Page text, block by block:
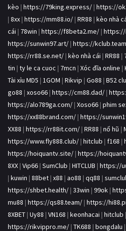
kèo | https://79king.express/ | https://
| 8xx | https://mm88.io/ | RR88 | kèo nhà
cái | 78win | https://f8beta2.me/ |
https://sunwin97.art/ | https://
https://rr88.se.net/ | kèo nhà cái | RR88 |
tin | ty le ca cuoc | 7mcn | Xóc đĩa online |
Tài xỉu MD5 | 1GOM | Rikvip | Go88 | B52
go88 | xoso66 | https://cm88.dad/ |
https://alo789ga.com/ | Xoso66 | phim
https://xx88brand.com/ | https://
XX88 | https://rr88it.com/ | RR88 | nổ hũ |
https://www.fly888.club/ | hitclub | f168 |
https://hoiquantv.site/ | https://
8XX | Vip66 | SumClub | HITCLUB | https://
| kuwin | 88bet | x88 | ao88 | qq88 |
https://shbet.health/ | 33win | 99ok |
mu88 | https://qs88.team/ | https://
8XBET | Uy88 | VN168 | keonhacai | hitclub |
https://rikvippro.me/ | TK688 | bongdalu |